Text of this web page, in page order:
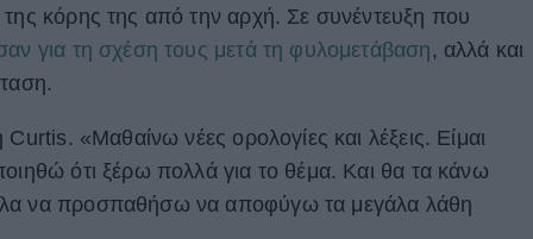
κόρης της από την αρχή. Σε συνέντευξη που
για τη σχέση τους μετά τη φυλομετάβαση , αλλά και
«Μαθαίνω νέες ορολογίες και λέξεις. Είμαι
ότι ξέρω πολλά για το θέμα. Και θα τα κάνω
να προσπαθήσω να αποφύγω τα μεγάλα λάθη